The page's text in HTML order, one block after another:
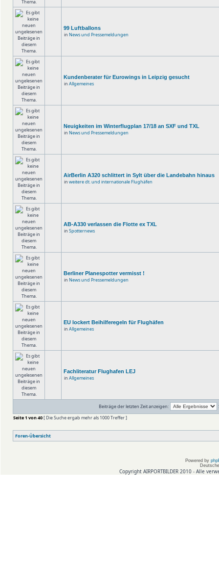
99 Luftballons
in News und Pressemeldungen
Kundenberater für Eurowings in Leipzig gesucht
in Allgemeines
Neuigkeiten im Winterflugplan 17/18 an SXF und TXL
in News und Pressemeldungen
AirBerlin A320 schlittert in Sylt über die Landebahn hinaus
in weitere dt. und internationale Flughäfen
AB-A330 verlassen die Flotte ex TXL
in Spotternews
Berliner Planespotter vermisst !
in News und Pressemeldungen
EU lockert Beihilferegeln für Flughäfen
in Allgemeines
Fachliteratur Flughafen LEJ
in Allgemeines
Beiträge der letzten Zeit anzeigen:
Seite1 von40[ Die Suche ergab mehr als 1000 Treffer ]
Foren-Übersicht
Powered by
Copyright AIRPORTBILDER 2010 - Alle